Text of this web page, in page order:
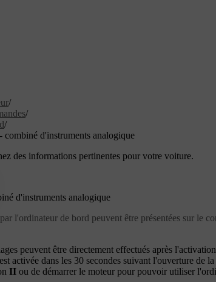
/
/
/
combiné d'instruments analogique
des informations pertinentes pour votre voiture.
d'instruments analogique
l'ordinateur de bord peuvent être présentées sur le
peuvent être directement effectués après
activée dans les 30 secondes suivant l'ouverture de la
II ou de démarrer le moteur pour pouvoir utiliser